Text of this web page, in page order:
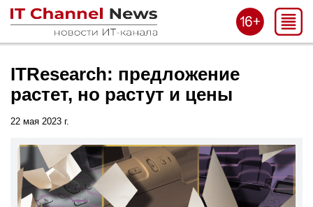
ITResearch: предложение
растет, но растут и цены
22 мая 2023 г.